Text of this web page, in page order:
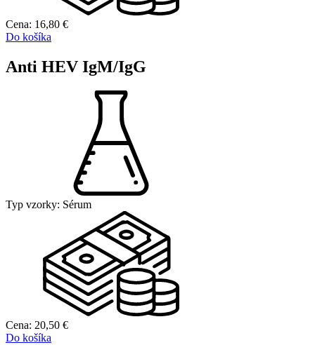
Cena: 16,80 €
Do košíka
Anti HEV IgM/IgG
Typ vzorky: Sérum
Cena: 20,50 €
Do košíka